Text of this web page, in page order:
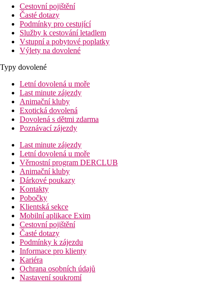
Cestovní pojištění
Časté dotazy
Podmínky pro cestující
Služby k cestování letadlem
Vstupní a pobytové poplatky
Výlety na dovolené
Typy dovolené
Letní dovolená u moře
Last minute zájezdy
Animační kluby
Exotická dovolená
Dovolená s dětmi zdarma
Poznávací zájezdy
Last minute zájezdy
Letní dovolená u moře
Věrnostní program DERCLUB
Animační kluby
Dárkové poukazy
Kontakty
Pobočky
Klientská sekce
Mobilní aplikace Exim
Cestovní pojištění
Časté dotazy
Podmínky k zájezdu
Informace pro klienty
Kariéra
Ochrana osobních údajů
Nastavení soukromí